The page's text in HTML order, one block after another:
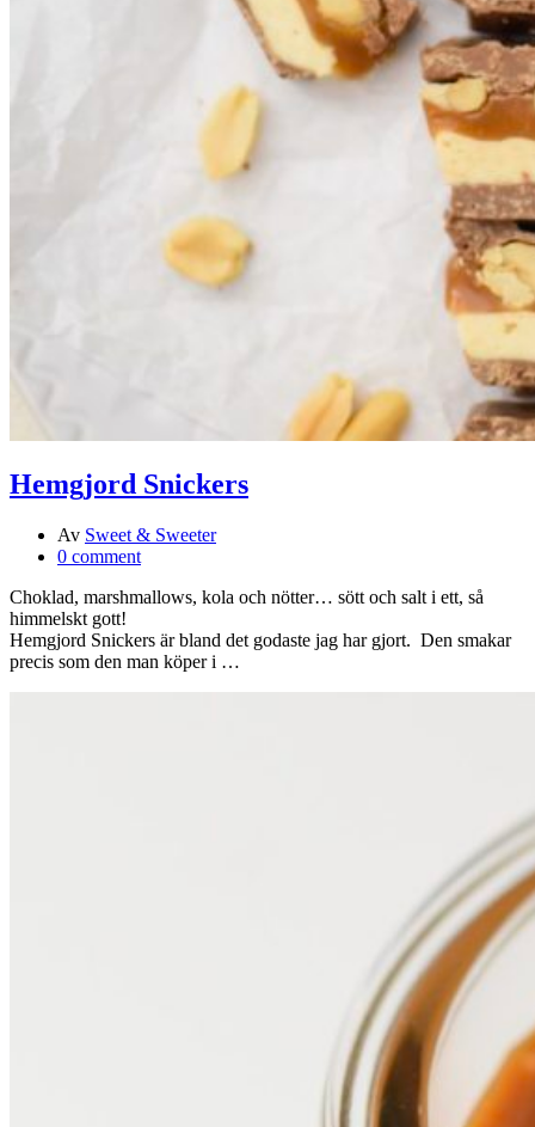
Hemgjord Snickers
Av Sweet & Sweeter
0 comment
Choklad, marshmallows, kola och nötter… sött och salt i ett, så
himmelskt gott!
Hemgjord Snickers är bland det godaste jag har gjort. Den smakar
precis som den man köper i …